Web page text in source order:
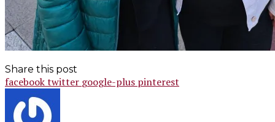
Share this post
facebooktwitter google-plus pinterest